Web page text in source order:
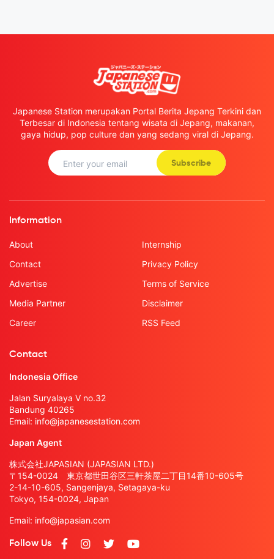
Japanese Station merupakan Portal Berita Jepang Terkini dan
Terbesar di Indonesia tentang wisata di Jepang, makanan,
gaya hidup, pop culture dan yang sedang viral di Jepang.
Subscribe
Information
About
Contact
Advertise
Media Partner
Career
Internship
Privacy Policy
Terms of Service
Disclaimer
RSS Feed
Contact
Indonesia Office
Jalan Suryalaya V no.32
Bandung 40265
Email: info@japanesestation.com
Japan Agent
株式会社JAPASIAN (JAPASIAN LTD.)
〒154-0024 東京都世田谷区三軒茶屋二丁目14番10-605号
2-14-10-605, Sangenjaya, Setagaya-ku
Tokyo, 154-0024, Japan
Email: info@japasian.com
Follow Us